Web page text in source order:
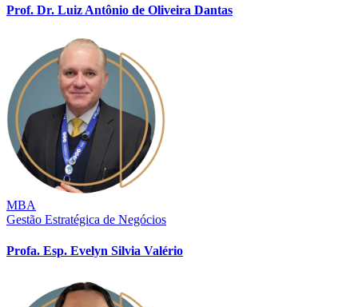
Prof. Dr. Luiz Antônio de Oliveira Dantas
MBA
Gestão Estratégica de Negócios
Profa. Esp. Evelyn Silvia Valério